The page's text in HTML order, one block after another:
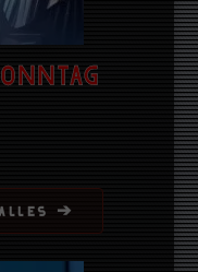
alles ➔